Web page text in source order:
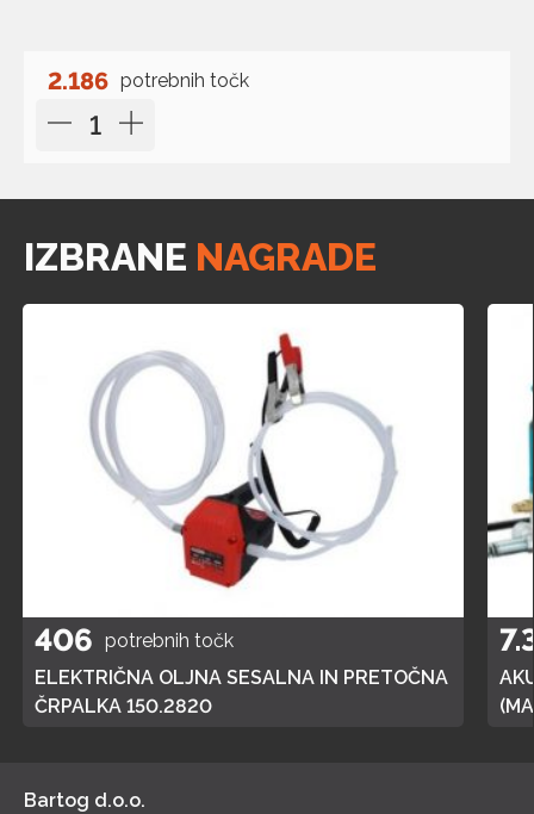
2.186 potrebnih točk
IZBRANE NAGRADE
406 potrebnih točk
ELEKTRIČNA OLJNA SESALNA IN PRETOČNA
ČRPALKA 150.2820
Bartog d.o.o.